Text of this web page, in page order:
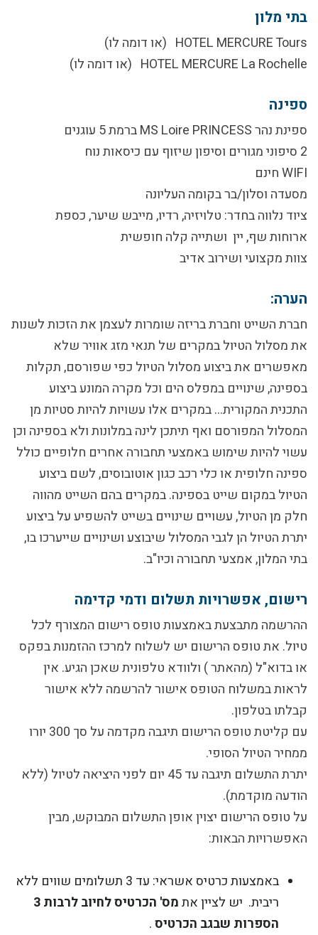
בתי מלון
HOTEL MERCURE Tours (או דומה לו)
HOTEL MERCURE La Rochelle (או דומה לו)
ספינה
ספינת נהרMS Loire PRINCESSברמת 5 עוגנים
2 סיפוני מגורים וסיפון שיזוף עם כיסאות נוח
WIFI חינם
מסעדה וסלון/בר בקומה העליונה
ציוד נלווה בחדר: טלויזיה, רדיו, מייבש שיער, כספת
ארוחות שף, יין ושתייה קלה חופשית
צוות מקצועי ושירוב אדיב
הערה:
חברת השייט וחברת בריזה שומרות לעצמן את הזכות לשנות
את מסלול הטיול במקרים של תנאי מזג אוויר שלא
מאפשרים את ביצוע מסלול הטיול כפי שפורסם, תקלות
בספינה, שינויים במפלס הים וכל מקרה המונע ביצוע
התכנית המקורית… במקרים אלו עשויות להיות סטיות מן
המסלול המפורסם ואף תיתכן לינה במלונות ולא בספינה וכן
עשוי להיות שימוש באמצעי תחבורה אחרים חלופיים כולל
ספינה חלופית או כלי רכב כגון אוטובוסים, לשם ביצוע
הטיול במקום שייט בספינה. במקרים בהם השייט מהווה
חלק מן הטיול, עשויים שינויים בשייט להשפיע על ביצוע
יתרת הטיול הן לגבי המסלול שיבוצע ושינויים שייערכו בו,
בתי המלון, אמצעי תחבורה וכיו"ב.
רישום, אפשרויות תשלום ודמי קדימה
ההרשמה מתבצעת באמצעות טופס רישום המצורף לכל
טיול. את טופס הרישום יש לשלוח למרכז ההזמנות בפקס
או בדוא"ל (מהאתר ) ולוודא טלפונית שאכן הגיע. אין
לראות במשלוח הטופס אישור להרשמה ללא אישור
קבלתו בטלפון.
עם קליטת טופס הרישום תיגבה מקדמה על סך300 יורו
ממחיר הטיול הסופי.
יתרת התשלום תיגבה עד 45 יום לפני היציאה לטיול (ללא
הודעה מוקדמת).
על טופס הרישום יצוין אופן התשלום המבוקש, מבין
האפשרויות הבאות:
באמצעות כרטיס אשראי: עד 3 תשלומים שווים ללא
ריבית. יש לציין את
מס' הכרטיס לחיוב לרבות 3
הספרות שבגב הכרטיס.